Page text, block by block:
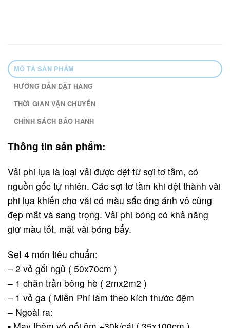
MÔ TẢ SẢN PHẨM
HƯỚNG DẪN ĐẶT HÀNG
THỜI GIAN VẬN CHUYỂN
CHÍNH SÁCH BẢO HÀNH
Thông tin sản phẩm:
Vải phi lụa là loại vải được dệt từ sợi tơ tằm, có
nguồn gốc tự nhiên. Các sợi tơ tằm khi dệt thành vải
phi lụa khiến cho vải có màu sắc óng ánh vô cùng
đẹp mắt và sang trọng. Vải phi bóng có khả năng
giữ màu tốt, mặt vải bóng bẩy.
Set 4 món tiêu chuẩn:
– 2 vỏ gối ngủ ( 50x70cm )
– 1 chăn trần bông hè ( 2mx2m2 )
– 1 vỏ ga ( Miễn Phí làm theo kích thước đệm
– Ngoài ra: